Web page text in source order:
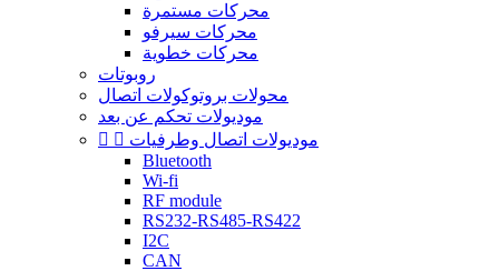
محركات مستمرة
محركات سيرفو
محركات خطوية
روبوتات
محولات بروتوكولات اتصال
موديولات تحكم عن بعد
  موديولات اتصال وطرفيات
Bluetooth
Wi-fi
RF module
RS232-RS485-RS422
I2C
CAN